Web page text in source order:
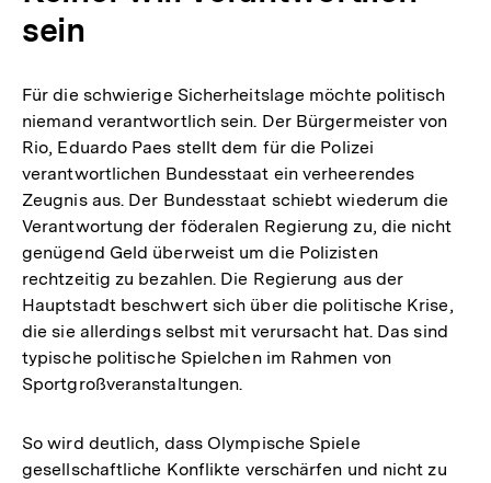
sein
Für die schwierige Sicherheitslage möchte politisch
niemand verantwortlich sein. Der Bürgermeister von
Rio, Eduardo Paes stellt dem für die Polizei
verantwortlichen Bundesstaat ein verheerendes
Zeugnis aus. Der Bundesstaat schiebt wiederum die
Verantwortung der föderalen Regierung zu, die nicht
genügend Geld überweist um die Polizisten
rechtzeitig zu bezahlen. Die Regierung aus der
Hauptstadt beschwert sich über die politische Krise,
die sie allerdings selbst mit verursacht hat. Das sind
typische politische Spielchen im Rahmen von
Sportgroßveranstaltungen.
So wird deutlich, dass Olympische Spiele
gesellschaftliche Konflikte verschärfen und nicht zu